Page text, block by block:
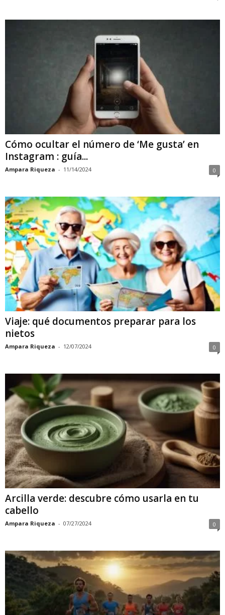
Cómo ocultar el número de ‘Me gusta’ en
Instagram : guía...
Ampara Riqueza - 11/14/2024 0
Viaje: qué documentos preparar para los
nietos
Ampara Riqueza - 12/07/2024 0
Arcilla verde: descubre cómo usarla en tu
cabello
Ampara Riqueza - 07/27/2024 0